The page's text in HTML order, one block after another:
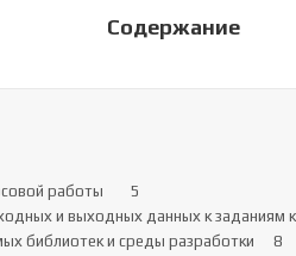
Содержание
работы	5
и выходных данных к заданиям
библиотек и среды разработки	8